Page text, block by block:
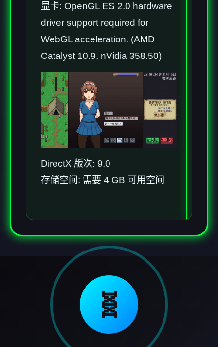
显卡: OpenGL ES 2.0 hardware
driver support required for
WebGL acceleration. (AMD
Catalyst 10.9, nVidia 358.50)
DirectX 版次: 9.0
存储空间: 需要 4 GB 可用空间
🧬